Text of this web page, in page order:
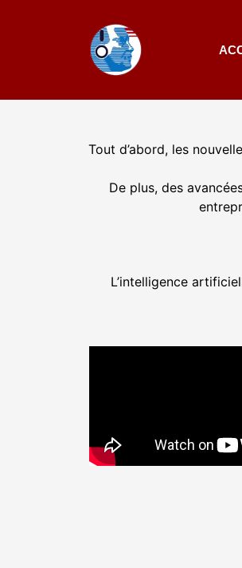
Tout d’abord, les
De plus, des
L’intelligence